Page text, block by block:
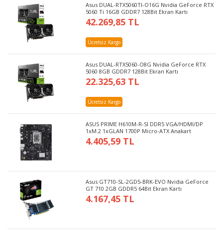
Asus DUAL-RTX5060TI-O16G Nvidia GeForce RTX
5060 Ti 16GB GDDR7 128Bit Ekran Kartı
42.269,85 TL
Ücretsiz Kargo
Asus DUAL-RTX5060-O8G Nvidia GeForce RTX
5060 8GB GDDR7 128Bit Ekran Kartı
22.325,63 TL
Ücretsiz Kargo
ASUS PRIME H610M-R-SI DDR5 VGA/HDMI/DP
1xM.2 1xGLAN 1700P Micro-ATX Anakart
4.405,59 TL
Asus GT710-SL-2GD5-BRK-EVO Nvidia GeForce
GT 710 2GB GDDR5 64Bit Ekran Kartı
4.167,45 TL